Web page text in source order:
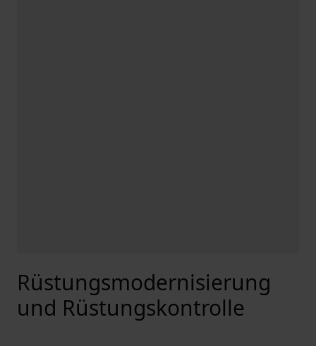
Rüstungsmodernisierung
und Rüstungskontrolle